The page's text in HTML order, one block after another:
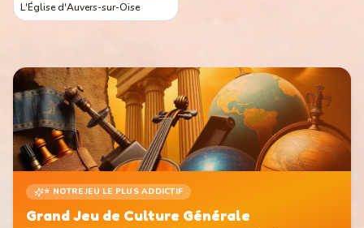
L'Église d'Auvers-sur-Oise
⭐ NOTRE JEU LE PLUS ADDICTIF
Grand Jeu de Culture Générale